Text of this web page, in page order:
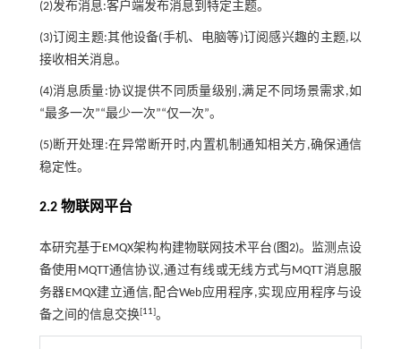
(2)发布消息:客户端发布消息到特定主题。
(3)订阅主题:其他设备(手机、电脑等)订阅感兴趣的主题,以
接收相关消息。
(4)消息质量:协议提供不同质量级别,满足不同场景需求,如
“最多一次”“最少一次”“仅一次”。
(5)断开处理:在异常断开时,内置机制通知相关方,确保通信
稳定性。
2.2 物联网平台
本研究基于EMQX架构构建物联网技术平台(图2)。监测点设
备使用MQTT通信协议,通过有线或无线方式与MQTT消息服
务器EMQX建立通信,配合Web应用程序,实现应用程序与设
备之间的信息交换[11]。